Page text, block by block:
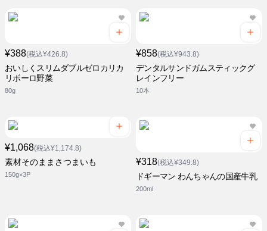
¥388(税込¥426.8)
おいしくスリムダブルゼロカリカ
リボーロ野菜
80g
¥858(税込¥943.8)
デンタルサンドガムスティックグ
レインフリー
10本
¥1,068(税込¥1,174.8)
素材そのままさつまいも
150g×3P
¥318(税込¥349.8)
ドギーマン わんちゃんの国産牛乳
200ml